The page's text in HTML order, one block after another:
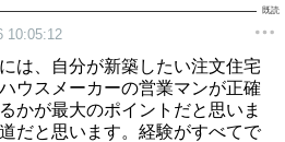
10:05:12
は、自分が新築したい注文住宅
ウスメーカーの営業マンが正確
かが最大のポイントだと思いま
だと思います。経験がすべてで